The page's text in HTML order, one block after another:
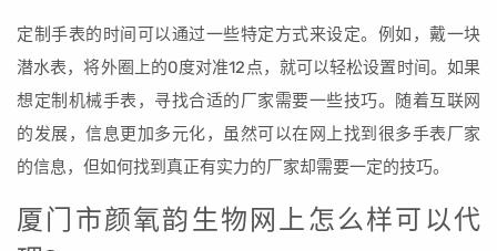
定制手表的时间可以通过一些特定方式来设定。例如，戴一块
潜水表，将外圈上的0度对准12点，就可以轻松设置时间。如果
想定制机械手表，寻找合适的厂家需要一些技巧。随着互联网
的发展，信息更加多元化，虽然可以在网上找到很多手表厂家
的信息，但如何找到真正有实力的厂家却需要一定的技巧。
厦门市颜氧韵生物网上怎么样可以代